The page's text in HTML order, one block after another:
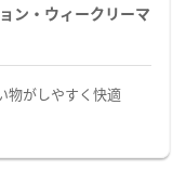
ン・ウィークリーマ
物がしやすく快適